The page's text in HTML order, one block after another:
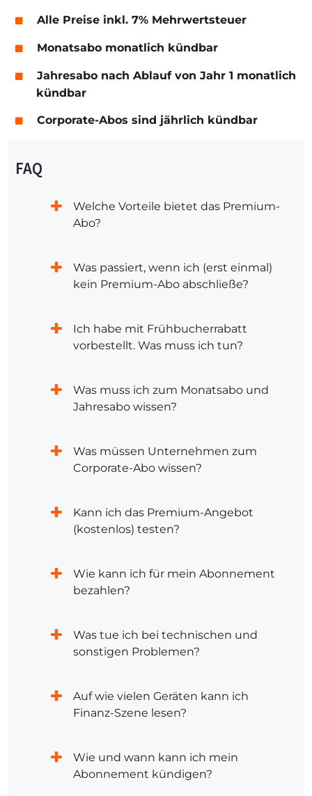
Alle Preise inkl. 7% Mehrwertsteuer
Monatsabo monatlich kündbar
Jahresabo nach Ablauf von Jahr 1 monatlich
kündbar
Corporate-Abos sind jährlich kündbar
FAQ
Welche Vorteile bietet das Premium-
Abo?
Was passiert, wenn ich (erst einmal)
kein Premium-Abo abschließe?
Ich habe mit Frühbucherrabatt
vorbestellt. Was muss ich tun?
Was muss ich zum Monatsabo und
Jahresabo wissen?
Was müssen Unternehmen zum
Corporate-Abo wissen?
Kann ich das Premium-Angebot
(kostenlos) testen?
Wie kann ich für mein Abonnement
bezahlen?
Was tue ich bei technischen und
sonstigen Problemen?
Auf wie vielen Geräten kann ich
Finanz-Szene lesen?
Wie und wann kann ich mein
Abonnement kündigen?